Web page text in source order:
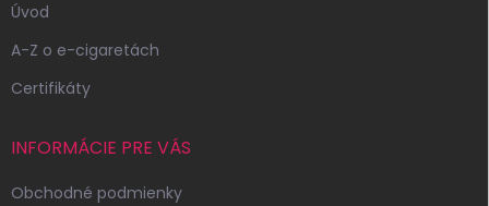
Úvod
A-Z o e-cigaretách
Certifikáty
INFORMÁCIE PRE VÁS
Obchodné podmienky